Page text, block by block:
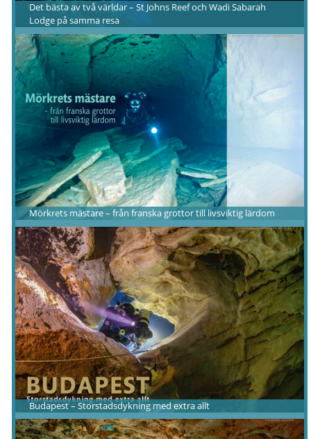
Det bästa av två världar – St Johns Reef och Wadi Sabarah
Lodge på samma resa
Mörkrets mästare – från franska grottor till livsviktig lärdom
Budapest – Storstadsdykning med extra allt